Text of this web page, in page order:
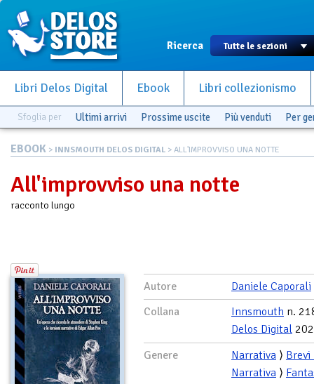
Ricerca
Libri Delos Digital Ebook Libri collezionismo
Sfoglia per Ultimi arrivi Prossime uscite Più venduti Per
EBOOK > INNSMOUTH DELOS DIGITAL > ALL'IMPROVVISO UNA NOTTE
All'improvviso una notte
racconto lungo
Autore
Daniele Caporali
Collana
Innsmouth n.
Delos Digital
Genere
Narrativa ⟩ Brevi
Narrativa ⟩